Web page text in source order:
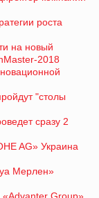
роста
на новый
2018
"столы
сразу 2
AG» Украина
Мерлен»
Group»